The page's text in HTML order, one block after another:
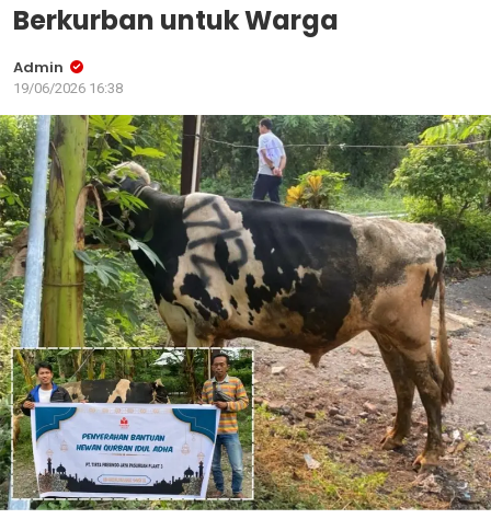
Berkurban untuk Warga
Admin
19/06/2026 16:38